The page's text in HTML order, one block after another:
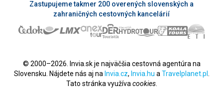
Zastupujeme takmer 200 overených slovenských a
zahraničných cestovných kancelárií
© 2000–2026. Invia.sk je najväčšia cestovná agentúra na
Slovensku. Nájdete nás aj na Invia.cz, Invia.hu a Travelplanet.pl
Tato stránka využíva cookies.